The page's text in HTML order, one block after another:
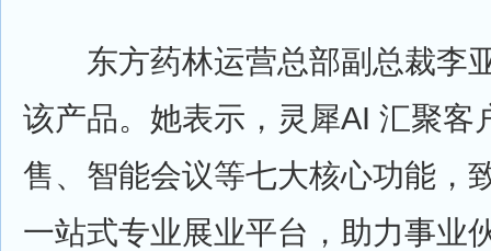
东方药林运营总部副总裁李
该产品。她表示，灵犀AI 汇聚客
售、智能会议等七大核心功能，
一站式专业展业平台，助力事业